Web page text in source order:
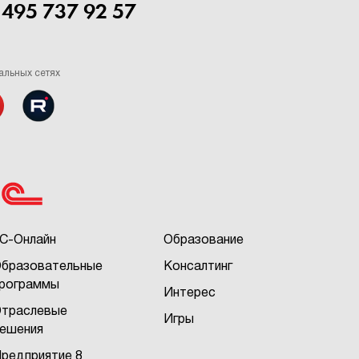
737 92 57
сетях
Онлайн
8
Образование
Консалтинг
Интерес
Игры